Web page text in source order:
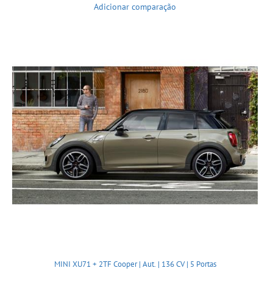
Adicionar comparação
MINI XU71 + 2TF Cooper | Aut. | 136 CV | 5 Portas